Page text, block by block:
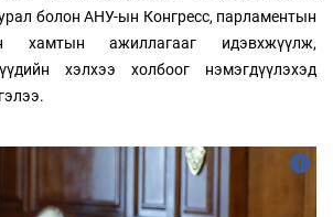
болон АНУ-ын Конгресс, парламентын
хамтын ажиллагааг идэвхжүүлж,
хэлхээ холбоог нэмэгдүүлэхэд